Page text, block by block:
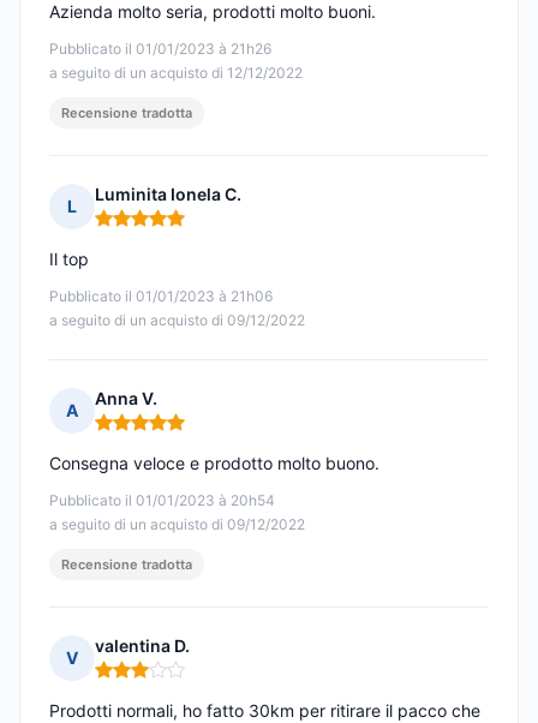
Pubblicato il 01/01/2023 à 21h26
a seguito di un acquisto di 12/12/2022
Azienda molto seria, prodotti molto buoni.
Recensione tradotta
L
Luminita Ionela C.
Nota: 5 su 5
Pubblicato il 01/01/2023 à 21h06
a seguito di un acquisto di 09/12/2022
Il top
A
Anna V.
Nota: 5 su 5
Pubblicato il 01/01/2023 à 20h54
a seguito di un acquisto di 09/12/2022
Consegna veloce e prodotto molto buono.
Recensione tradotta
V
valentina D.
Nota: 3 su 5
Prodotti normali, ho fatto 30km per ritirare il pacco che